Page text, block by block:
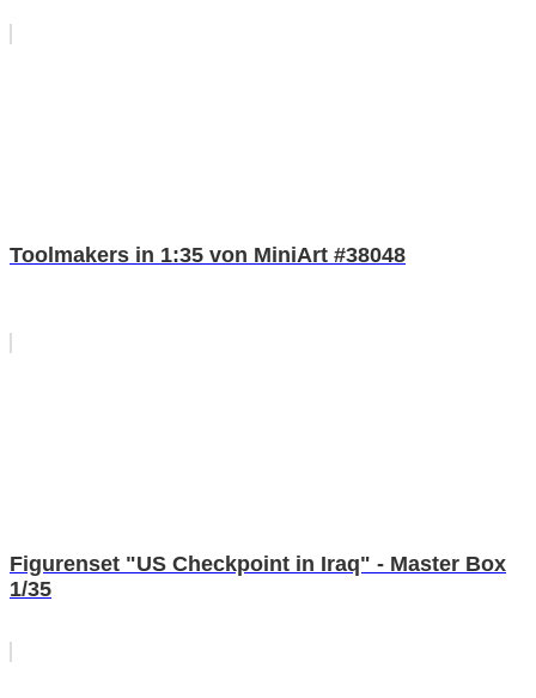
Toolmakers in 1:35 von MiniArt #38048
Figurenset "US Checkpoint in Iraq" - Master Box
1/35